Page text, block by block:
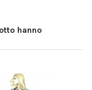
hanno